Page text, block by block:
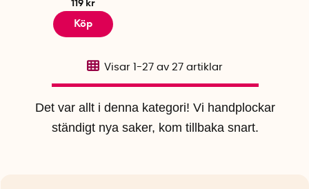
119 kr
Köp
Det var allt i denna kategori! Vi handplockar
ständigt nya saker, kom tillbaka snart.
Visar 1-27 av 27 artiklar